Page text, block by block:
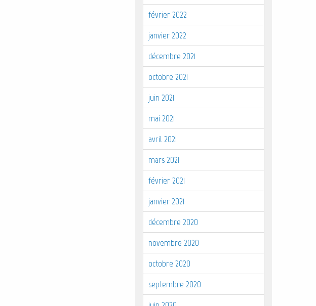
février 2022
janvier 2022
décembre 2021
octobre 2021
juin 2021
mai 2021
avril 2021
mars 2021
février 2021
janvier 2021
décembre 2020
novembre 2020
octobre 2020
septembre 2020